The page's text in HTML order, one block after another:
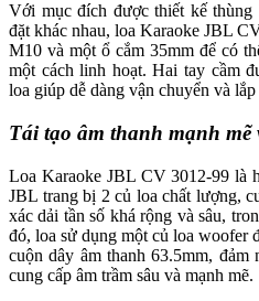
Với mục đích được thiết kế thùng
đặt khác nhau, loa Karaoke JBL
M10 và một ổ cắm 35mm để có
một cách linh hoạt. Hai tay cầm
loa giúp dễ dàng vận chuyển và lắp
Tái tạo âm thanh mạnh mẽ
Loa Karaoke JBL CV 3012-99 là
JBL trang bị 2 củ loa chất lượng,
xác dải tần số khá rộng và sâu,
đó, loa sử dụng một củ loa woofer
cuộn dây âm thanh 63.5mm, đảm
cung cấp âm trầm sâu và mạnh mẽ.